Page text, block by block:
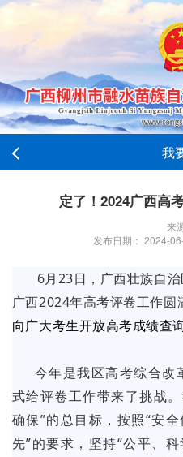
我
定了！2024广西高
来
发布日期： 2024-
6月23日，广西壮族自
广西2024年高考评卷工作圆
向广大考生开放高考成绩查询
今年是我区高考综合改
式给评卷工作带来了挑战
确保”的总目标，按照“安
先”的要求，坚持“公平、